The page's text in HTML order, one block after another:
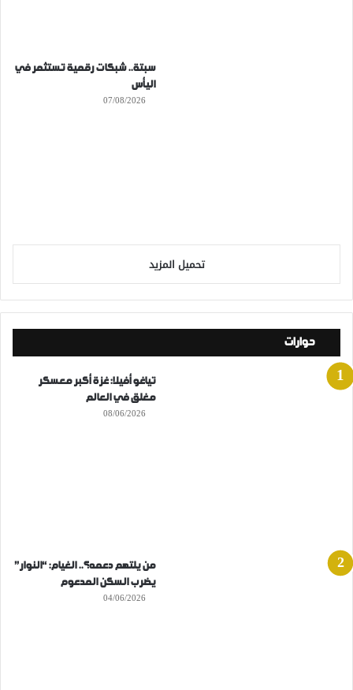
سبتة.. شبكات رقمية تستثمر في
اليأس
07/08/2026
تحميل المزيد
حوارات
تياغو أفيلا: غزة أكبر معسكر
مغلق في العالم
08/06/2026
من يلتهم دعمه؟.. الغيام: “النوار”
يضرب السكن المدعوم
04/06/2026